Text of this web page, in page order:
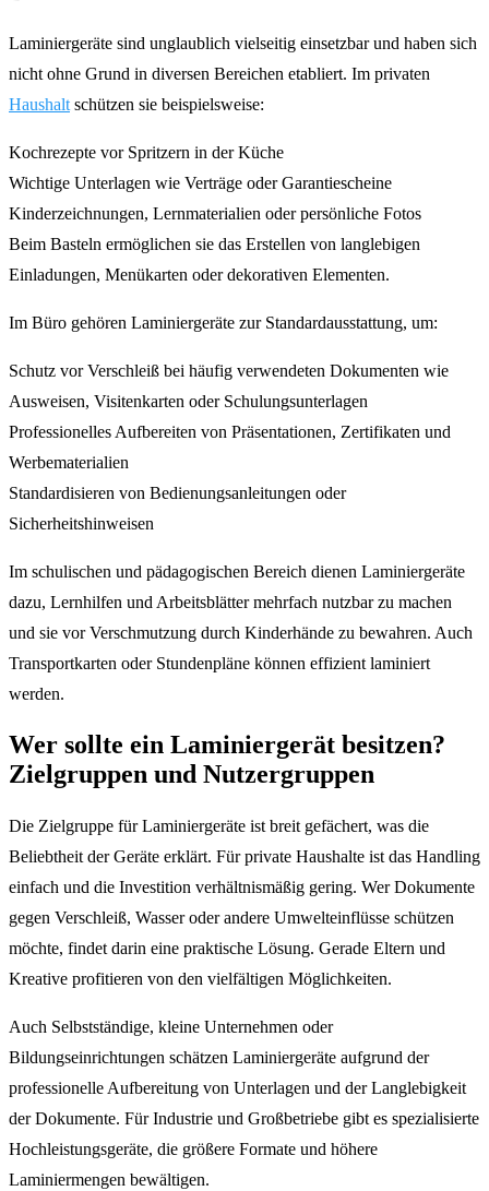
Laminiergeräte sind unglaublich vielseitig einsetzbar und haben sich
nicht ohne Grund in diversen Bereichen etabliert. Im privaten
Haushalt schützen sie beispielsweise:
Kochrezepte vor Spritzern in der Küche
Wichtige Unterlagen wie Verträge oder Garantiescheine
Kinderzeichnungen, Lernmaterialien oder persönliche Fotos
Beim Basteln ermöglichen sie das Erstellen von langlebigen
Einladungen, Menükarten oder dekorativen Elementen.
Im Büro gehören Laminiergeräte zur Standardausstattung, um:
Schutz vor Verschleiß bei häufig verwendeten Dokumenten wie
Ausweisen, Visitenkarten oder Schulungsunterlagen
Professionelles Aufbereiten von Präsentationen, Zertifikaten und
Werbematerialien
Standardisieren von Bedienungsanleitungen oder
Sicherheitshinweisen
Im schulischen und pädagogischen Bereich dienen Laminiergeräte
dazu, Lernhilfen und Arbeitsblätter mehrfach nutzbar zu machen
und sie vor Verschmutzung durch Kinderhände zu bewahren. Auch
Transportkarten oder Stundenpläne können effizient laminiert
werden.
Wer sollte ein Laminiergerät besitzen?
Zielgruppen und Nutzergruppen
Die Zielgruppe für Laminiergeräte ist breit gefächert, was die
Beliebtheit der Geräte erklärt. Für private Haushalte ist das Handling
einfach und die Investition verhältnismäßig gering. Wer Dokumente
gegen Verschleiß, Wasser oder andere Umwelteinflüsse schützen
möchte, findet darin eine praktische Lösung. Gerade Eltern und
Kreative profitieren von den vielfältigen Möglichkeiten.
Auch Selbstständige, kleine Unternehmen oder
Bildungseinrichtungen schätzen Laminiergeräte aufgrund der
professionelle Aufbereitung von Unterlagen und der Langlebigkeit
der Dokumente. Für Industrie und Großbetriebe gibt es spezialisierte
Hochleistungsgeräte, die größere Formate und höhere
Laminiermengen bewältigen.